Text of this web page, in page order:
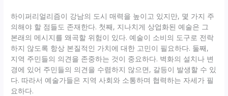
하이퍼리얼리즘이 강남의 도시 매력을 높이고 있지만, 몇 가지 주
의해야 할 점들도 존재한다. 첫째, 지나치게 상업화된 예술은 그
본래의 메시지를 왜곡할 위험이 있다. 예술이 소비의 도구로 전락
하지 않도록 항상 본질적인 가치에 대한 고민이 필요하다. 둘째,
지역 주민들의 의견을 존중하는 것이 중요하다. 벽화의 설치나 변
경에 있어 주민들의 의견을 수렴하지 않으면, 갈등이 발생할 수 있
다. 따라서 예술가들은 지역 사회와 소통하며 협력하는 자세가 필
요하다.